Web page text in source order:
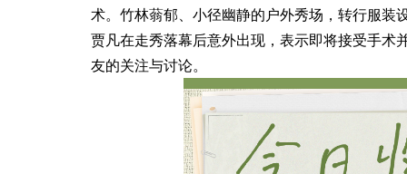
术。竹林蓊郁、小径幽静的户外秀场，转行服装
贾凡在走秀落幕后意外出现，表示即将接受手术
友的关注与讨论。